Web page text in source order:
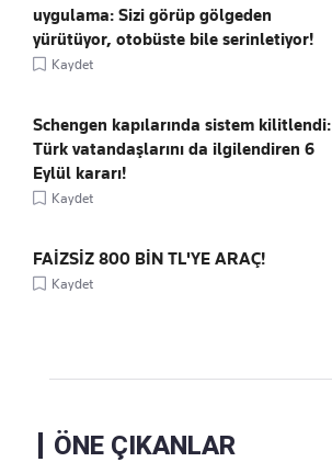
uygulama: Sizi görüp gölgeden
yürütüyor, otobüste bile serinletiyor!
Kaydet
Schengen kapılarında sistem kilitlendi:
Türk vatandaşlarını da ilgilendiren 6
Eylül kararı!
Kaydet
FAİZSİZ 800 BİN TL'YE ARAÇ!
Kaydet
ÖNE ÇIKANLAR